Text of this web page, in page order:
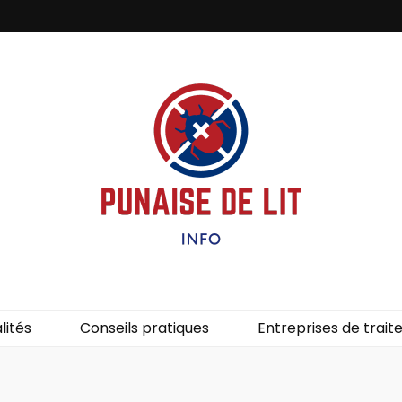
Conseils pratiques Entreprises de